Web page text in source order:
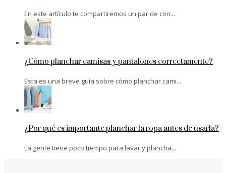
En este artículo te compartiremos un par de con...
¿Cómo planchar camisas y pantalones correctamente?
Esta es una breve guía sobre cómo planchar cami...
¿Por qué es importante planchar la ropa antes de usarla?
La gente tiene poco tiempo para lavar y plancha...